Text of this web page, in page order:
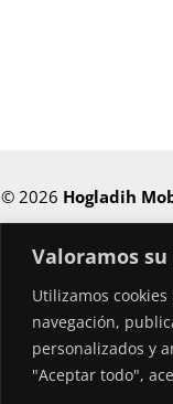
Valoramos
Utilizamos
navegación,
personalizados y
"Aceptar todo",
© 2026 Hogladih